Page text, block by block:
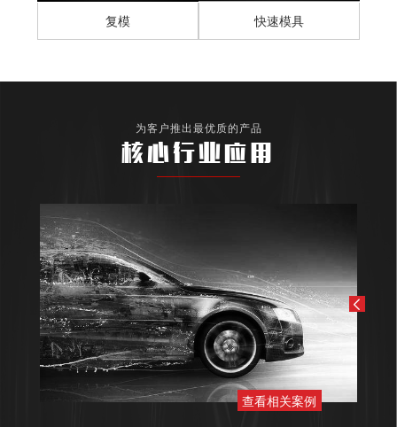
复模 快速模具
为客户推出最优质的产品
核心行业应用
查看相关案例